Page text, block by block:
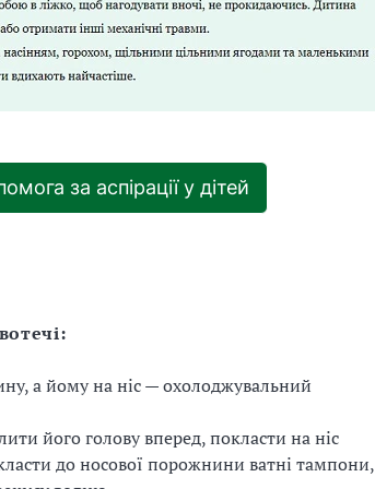
за аспірації у дітей
а йому на ніс — охолоджувальний
його голову вперед, покласти на ніс
до носової порожнини ватні тампони,